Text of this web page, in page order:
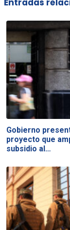
Entradas
Gobierno
proyecto que
subsidio al…